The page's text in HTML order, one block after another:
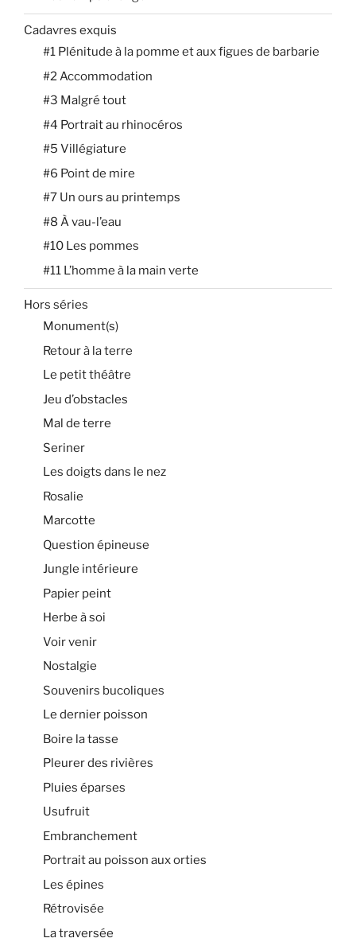
Cadavres exquis
#1 Plénitude à la pomme et aux figues de barbarie
#2 Accommodation
#3 Malgré tout
#4 Portrait au rhinocéros
#5 Villégiature
#6 Point de mire
#7 Un ours au printemps
#8 À vau-l’eau
#10 Les pommes
#11 L’homme à la main verte
Hors séries
Monument(s)
Retour à la terre
Le petit théâtre
Jeu d’obstacles
Mal de terre
Seriner
Les doigts dans le nez
Rosalie
Marcotte
Question épineuse
Jungle intérieure
Papier peint
Herbe à soi
Voir venir
Nostalgie
Souvenirs bucoliques
Le dernier poisson
Boire la tasse
Pleurer des rivières
Pluies éparses
Usufruit
Embranchement
Portrait au poisson aux orties
Les épines
Rétrovisée
La traversée